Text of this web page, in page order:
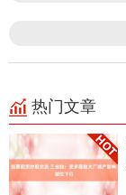
热门文章